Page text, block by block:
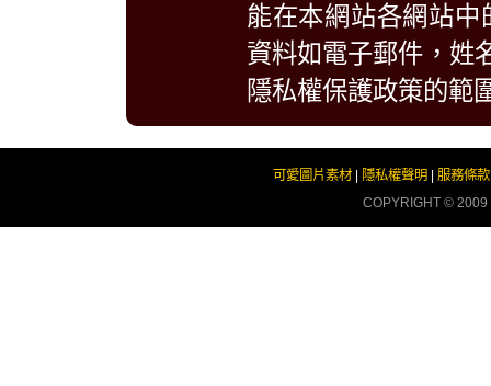
能在本網站各網站
資料如電子郵件，姓
隱私權保護政策的範
可愛圖片素材| 隱私權聲明 服務條款
COPYRIGHT © 2009